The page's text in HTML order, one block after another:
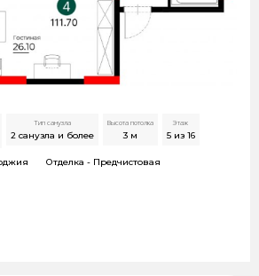
Тип санузла
2 санузла и более
Высота потолка
3м
Этаж
5 из 16
Отделка - Предчистовая